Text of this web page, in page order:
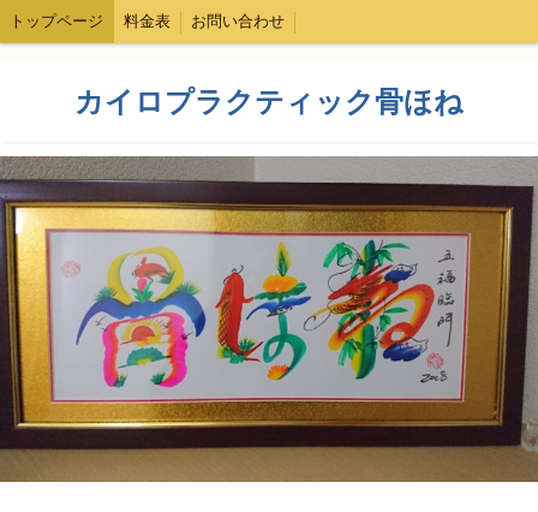
トップページ 料金表 お問い合わせ
カイロプラクティック骨ほね